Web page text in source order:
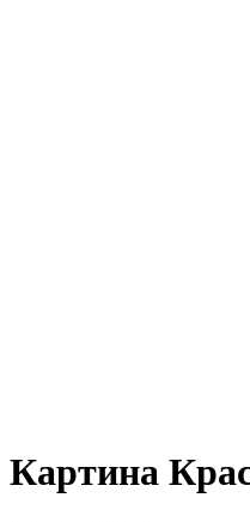
Картина